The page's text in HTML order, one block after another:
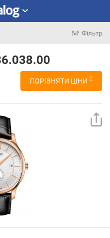
Фільтр
ПОРІВНЯТИ ЦІНИ 2